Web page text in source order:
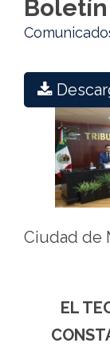
Boletín
Ciudad de
EL